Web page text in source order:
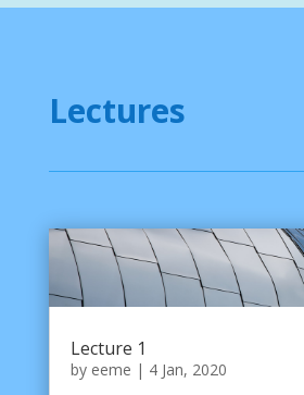
Lectures
Lecture 1
by eeme | 4 Jan, 2020